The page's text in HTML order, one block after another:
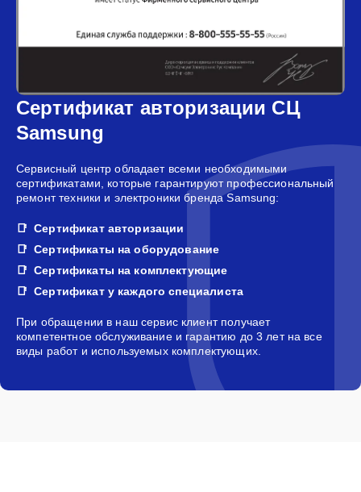
Сертификат авторизации СЦ
Samsung
Сервисный центр обладает всеми необходимыми
сертификатами, которые гарантируют профессиональный
ремонт техники и электроники бренда Samsung:
Сертификат авторизации
Сертификаты на оборудование
Сертификаты на комплектующие
Сертификат у каждого специалиста
При обращении в наш сервис клиент получает
компетентное обслуживание и гарантию до 3 лет на все
виды работ и используемых комплектующих.